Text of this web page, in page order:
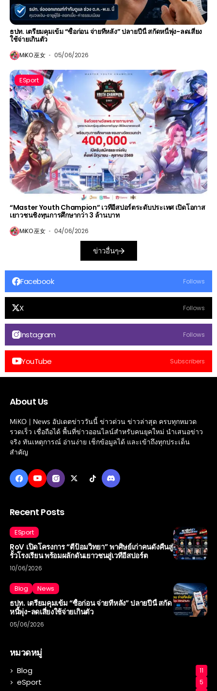
ธปท. เตรียมคุมเข้ม “ซื้อก่อน จ่ายทีหลัง” ปลายปีนี้ สกัดหนี้พุ่ง-ลดเสี่ยง
ใช้จ่ายเกินตัว
MiKO 巫女 05/06/2026
ESport
“Master Youth Champion” เวทีอีสปอร์ตระดับประเทศ เปิดโอกาส
เยาวชนชิงทุนการศึกษากว่า 3 ล้านบาท
MiKO 巫女 04/06/2026
ข่าวอื่นๆ
Facebook Follows
X Follows
Instagram Follows
YouTube Subscribers
About Us
MiKO | News อัปเดตข่าววันนี้ ข่าวด่วน ข่าวล่าสุด ครบทุกหมวด
รวดเร็ว เชื่อถือได้ พื้นที่ข่าวออนไลน์สำหรับคนยุคใหม่ นำเสนอข่าว
จริง ทันเหตุการณ์ อ่านง่าย เช็กข้อมูลได้ และเข้าถึงทุกประเด็น
สำคัญ
Recent Posts
ESport
RoV เปิดโครงการ “ตีป้อมวิทยา” พาศิษย์เก่าคนดังคืนสู่
รั้วโรงเรียน พร้อมผลักดันเยาวชนสู่เวทีอีสปอร์ต
10/06/2026
Blog News
ธปท. เตรียมคุมเข้ม “ซื้อก่อน จ่ายทีหลัง” ปลายปีนี้ สกัด
หนี้พุ่ง-ลดเสี่ยงใช้จ่ายเกินตัว
05/06/2026
หมวดหมู่
Blog 11
eSport 5